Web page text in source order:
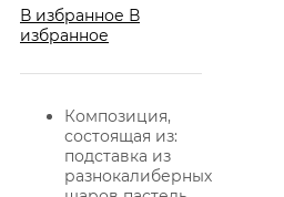
В избранное В
избранное
Композиция,
состоящая из:
подставка из
разнокалиберных